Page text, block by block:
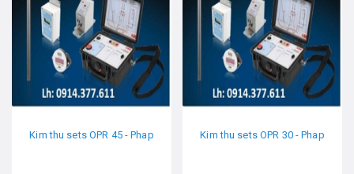
Kim thu sets OPR 45 - Phap Kim thu sets OPR 30 - Phap